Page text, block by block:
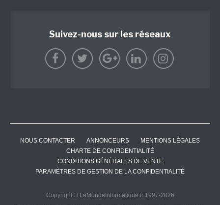
Suivez-nous sur les réseaux
NOUS CONTACTER ANNONCEURS
MENTIONS LÉGALES
CHARTE DE CONFIDENTIALITÉ
CONDITIONS GÉNÉRALES DE VENTE
PARAMÈTRES DE GESTION DE LA CONFIDENTIALITÉ
Copyright © LeMondeInformatique.fr 1997-2026